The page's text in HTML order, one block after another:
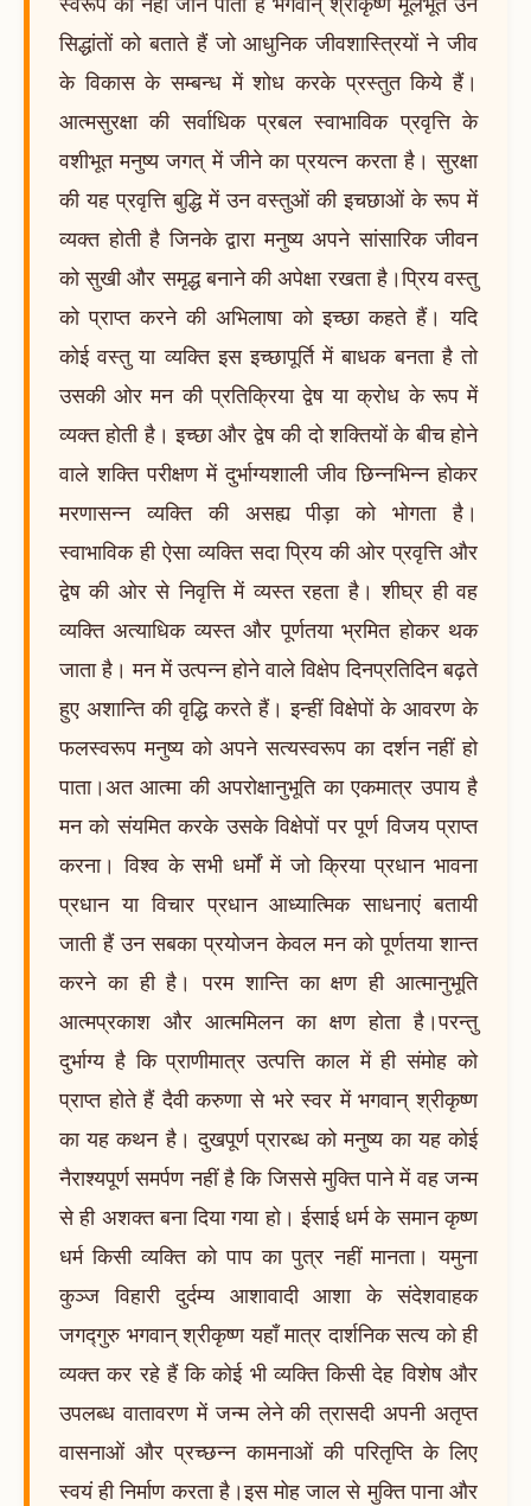
सिद्धांतों को बताते हैं जो आधुनिक जीवशास्त्रियों ने जीव
के विकास के सम्बन्ध में शोध करके प्रस्तुत किये हैं।
आत्मसुरक्षा की सर्वाधिक प्रबल स्वाभाविक प्रवृत्ति के
वशीभूत मनुष्य जगत् में जीने का प्रयत्न करता है। सुरक्षा
की यह प्रवृत्ति बुद्धि में उन वस्तुओं की इचछाओं के रूप में
व्यक्त होती है जिनके द्वारा मनुष्य अपने सांसारिक जीवन
को सुखी और समृद्ध बनाने की अपेक्षा रखता है।प्रिय वस्तु
को प्राप्त करने की अभिलाषा को इच्छा कहते हैं। यदि
कोई वस्तु या व्यक्ति इस इच्छापूर्ति में बाधक बनता है तो
उसकी ओर मन की प्रतिक्रिया द्वेष या क्रोध के रूप में
व्यक्त होती है। इच्छा और द्वेष की दो शक्तियों के बीच होने
वाले शक्ति परीक्षण में दुर्भाग्यशाली जीव छिन्नभिन्न होकर
मरणासन्न व्यक्ति की असह्य पीड़ा को भोगता है।
स्वाभाविक ही ऐसा व्यक्ति सदा प्रिय की ओर प्रवृत्ति और
द्वेष की ओर से निवृत्ति में व्यस्त रहता है। शीघ्र ही वह
व्यक्ति अत्याधिक व्यस्त और पूर्णतया भ्रमित होकर थक
जाता है। मन में उत्पन्न होने वाले विक्षेप दिनप्रतिदिन बढ़ते
हुए अशान्ति की वृद्धि करते हैं। इन्हीं विक्षेपों के आवरण के
फलस्वरूप मनुष्य को अपने सत्यस्वरूप का दर्शन नहीं हो
पाता।अत आत्मा की अपरोक्षानुभूति का एकमात्र उपाय है
मन को संयमित करके उसके विक्षेपों पर पूर्ण विजय प्राप्त
करना। विश्व के सभी धर्मों में जो क्रिया प्रधान भावना
प्रधान या विचार प्रधान आध्यात्मिक साधनाएं बतायी
जाती हैं उन सबका प्रयोजन केवल मन को पूर्णतया शान्त
करने का ही है। परम शान्ति का क्षण ही आत्मानुभूति
आत्मप्रकाश और आत्ममिलन का क्षण होता है।परन्तु
दुर्भाग्य है कि प्राणीमात्र उत्पत्ति काल में ही संमोह को
प्राप्त होते हैं दैवी करुणा से भरे स्वर में भगवान् श्रीकृष्ण
का यह कथन है। दुखपूर्ण प्रारब्ध को मनुष्य का यह कोई
नैराश्यपूर्ण समर्पण नहीं है कि जिससे मुक्ति पाने में वह जन्म
से ही अशक्त बना दिया गया हो। ईसाई धर्म के समान कृष्ण
धर्म किसी व्यक्ति को पाप का पुत्र नहीं मानता। यमुना
कुञ्ज विहारी दुर्दम्य आशावादी आशा के संदेशवाहक
जगद्गुरु भगवान् श्रीकृष्ण यहाँ मात्र दार्शनिक सत्य को ही
व्यक्त कर रहे हैं कि कोई भी व्यक्ति किसी देह विशेष और
उपलब्ध वातावरण में जन्म लेने की त्रासदी अपनी अतृप्त
वासनाओं और प्रच्छन्न कामनाओं की परितृप्ति के लिए
स्वयं ही निर्माण करता है।इस मोह जाल से मुक्ति पाना और